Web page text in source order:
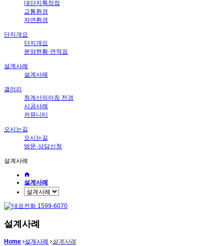
대단지특장점
교통환경
자연환경
단지개요
단지개요
분양현황·면적표
설계사례
설계사례
갤러리
청계산의아침 전경
시공사례
커뮤니티
오시는길
오시는길
방문·상담신청
설계사례
설계사례
설계사례
Home 설계사례
설계사례